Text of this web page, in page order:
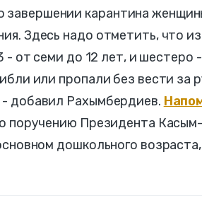
завершении карантина
Здесь надо отметить, что
- от семи до 12 лет, и шестеро
или пропали без вести за
добавил Рахымбердиев.
поручению Президента
дошкольного